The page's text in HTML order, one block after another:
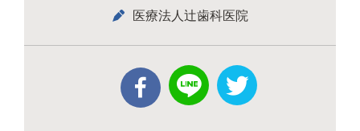
医療法人辻歯科医院